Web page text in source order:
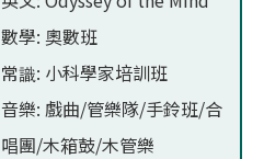
數學: 奧數班
常識: 小科學家培訓班
音樂: 戲曲/管樂隊/手鈴班/合
唱團/木箱鼓/木管樂